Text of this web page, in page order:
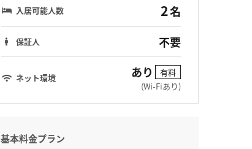
入居可能人数 2名
保証人 不要
ネット環境 あり
有料
(Wi-Fiあり)
基本料金プラン